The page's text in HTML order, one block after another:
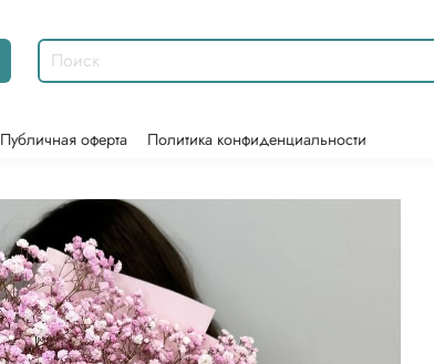
Публичная оферта Политика конфиденциальности